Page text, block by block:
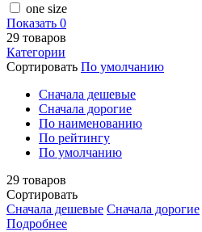
one size
Показать 0
29 товаров
Категории
Сортировать По умолчанию
Cначала дешевые
Cначала дорогие
По наименованию
По рейтингу
По умолчанию
29 товаров
Сортировать
Cначала дешевые Cначала дорогие
Подробнее